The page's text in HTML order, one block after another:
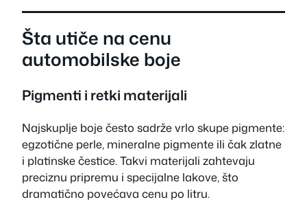
Šta utiče na cenu
automobilske boje
Pigmenti i retki materijali
Najskuplje boje često sadrže vrlo skupe pigmente:
egzotične perle, mineralne pigmente ili čak zlatne
i platinske čestice. Takvi materijali zahtevaju
preciznu pripremu i specijalne lakove, što
dramatično povećava cenu po litru.